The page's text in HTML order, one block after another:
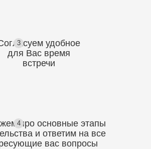
3
удобное
для Вас время
встречи
4про основные этапы
и ответим на все
вас вопросы